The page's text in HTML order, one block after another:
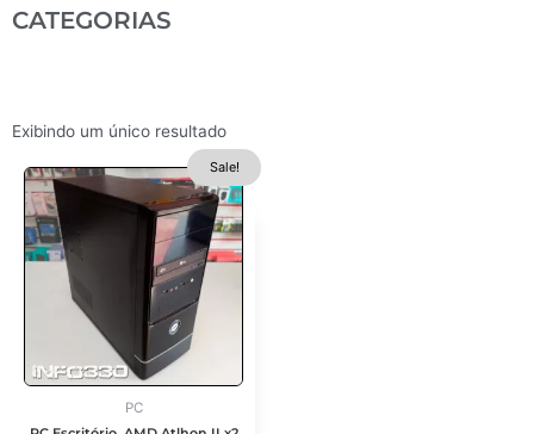
CATEGORIAS
Exibindo um único resultado
Sale!
PC
O
preço
original
R$ 790,00.
O
preço
atual
é:
R$ 590,00.